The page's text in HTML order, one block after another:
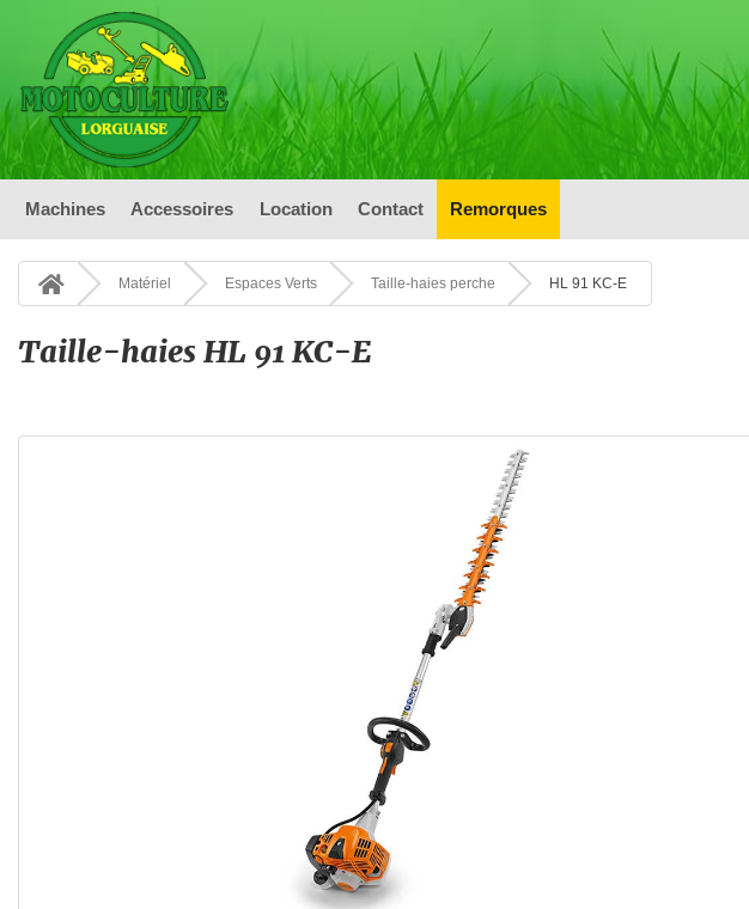
Machines Accessoires Location Contact Remorques
Matériel Espaces Verts Taille-haies perche HL 91 KC-E
Taille-haies HL 91 KC-E